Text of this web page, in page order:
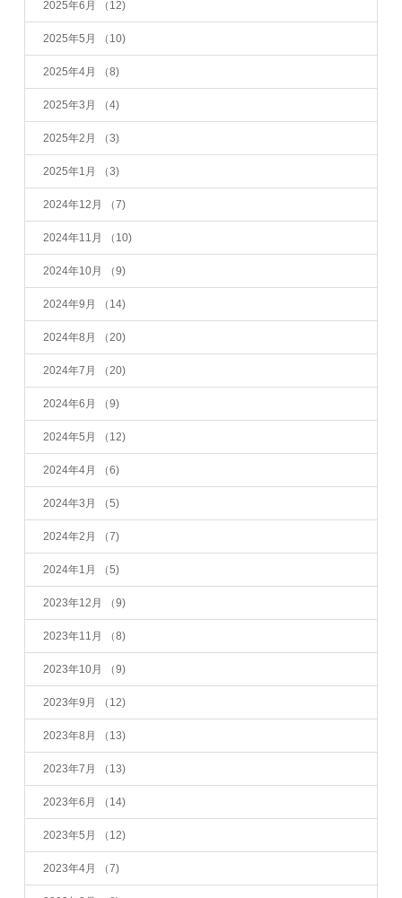
2025年6月 （12)
2025年5月 （10)
2025年4月 （8)
2025年3月 （4)
2025年2月 （3)
2025年1月 （3)
2024年12月 （7)
2024年11月 （10)
2024年10月 （9)
2024年9月 （14)
2024年8月 （20)
2024年7月 （20)
2024年6月 （9)
2024年5月 （12)
2024年4月 （6)
2024年3月 （5)
2024年2月 （7)
2024年1月 （5)
2023年12月 （9)
2023年11月 （8)
2023年10月 （9)
2023年9月 （12)
2023年8月 （13)
2023年7月 （13)
2023年6月 （14)
2023年5月 （12)
2023年4月 （7)